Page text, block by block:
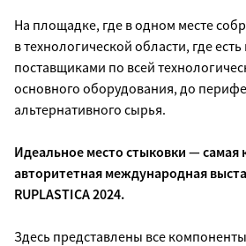
На площадке, где в одном месте
в технологической области, где
поставщиками по всей
основного оборудования, до
альтернативного сырья.
Идеальное место стыковки — самая
авторитетная международная
RUPLASTICA 2024.
Здесь представлены все